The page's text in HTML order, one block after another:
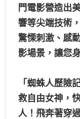
門電影營造出
響等尖端技術
驚慄刺激、感
影場景，讓您
「蜘蛛人歷險
救自由女神，
人！飛奔著穿